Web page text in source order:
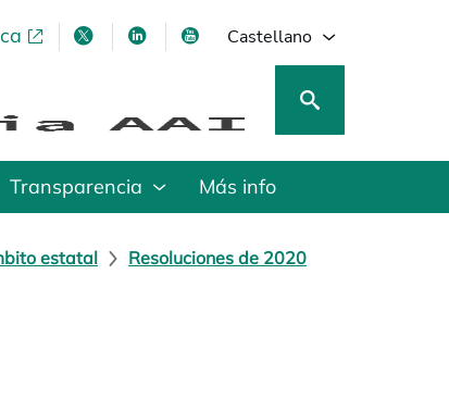
en una pestaña nueva
se abre en una pestaña nueva
se abre en una pestaña nueva
se abre en una pestaña
Castellano
Transparencia Más info
estatal Resoluciones de 2020